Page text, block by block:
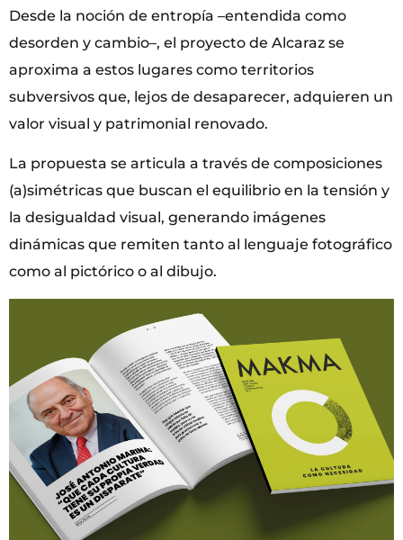
Desde la noción de entropía –entendida como
desorden y cambio–, el proyecto de Alcaraz se
aproxima a estos lugares como territorios
subversivos que, lejos de desaparecer, adquieren un
valor visual y patrimonial renovado.
La propuesta se articula a través de composiciones
(a)simétricas que buscan el equilibrio en la tensión y
la desigualdad visual, generando imágenes
dinámicas que remiten tanto al lenguaje fotográfico
como al pictórico o al dibujo.